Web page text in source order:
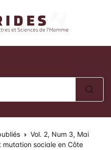
Publications
Numéros
Actes de
Revue
Sur la révue
Comité
Vol. 2, Num 3, Mai
mutation sociale en Côte